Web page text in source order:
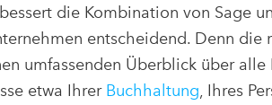
die Kombination von Sage
entscheidend. Denn die
umfassenden Überblick über
etwa Ihrer Buchhaltung , Ihres